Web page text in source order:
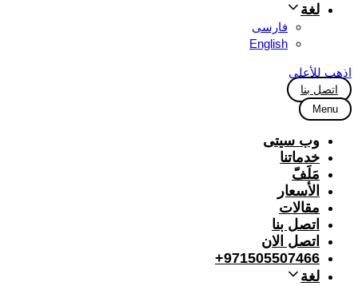
لغة
فارسی
English
اذهب للأعلى
اتصل بنا
Menu
وب سیتی
خدماتنا
مَلَفّ
الأسعار
مقالات
اتصل بنا
اتصل الان
971505507466+
لغة